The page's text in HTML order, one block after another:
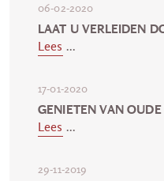
06-02-2020
LAAT U VERLEIDEN
Lees ...
17-01-2020
GENIETEN VAN OUDE
Lees ...
29-11-2019